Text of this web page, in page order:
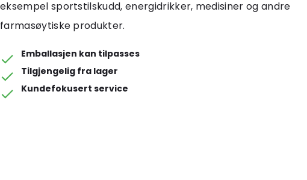
eksempel sportstilskudd, energidrikker, medisiner og andre
farmasøytiske produkter.
Emballasjen kan tilpasses
Tilgjengelig fra lager
Kundefokusert service